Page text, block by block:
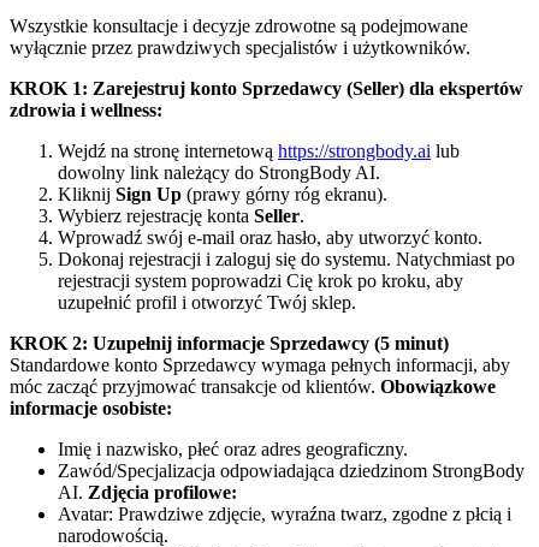
Wszystkie konsultacje i decyzje zdrowotne są podejmowane
wyłącznie przez prawdziwych specjalistów i użytkowników.
KROK 1: Zarejestruj konto Sprzedawcy (Seller) dla ekspertów
zdrowia i wellness:
Wejdź na stronę internetową https://strongbody.ai lub
dowolny link należący do StrongBody AI.
Kliknij Sign Up (prawy górny róg ekranu).
Wybierz rejestrację konta Seller.
Wprowadź swój e-mail oraz hasło, aby utworzyć konto.
Dokonaj rejestracji i zaloguj się do systemu. Natychmiast po
rejestracji system poprowadzi Cię krok po kroku, aby
uzupełnić profil i otworzyć Twój sklep.
KROK 2: Uzupełnij informacje Sprzedawcy (5 minut)
Standardowe konto Sprzedawcy wymaga pełnych informacji, aby
móc zacząć przyjmować transakcje od klientów. Obowiązkowe
informacje osobiste:
Imię i nazwisko, płeć oraz adres geograficzny.
Zawód/Specjalizacja odpowiadająca dziedzinom StrongBody
AI. Zdjęcia profilowe:
Avatar: Prawdziwe zdjęcie, wyraźna twarz, zgodne z płcią i
narodowością.